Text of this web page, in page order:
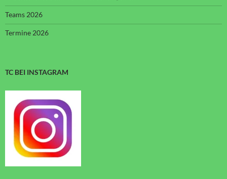
Teams 2026
Termine 2026
TC BEI INSTAGRAM